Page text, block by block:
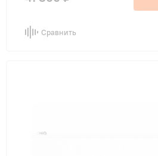
Сравнить